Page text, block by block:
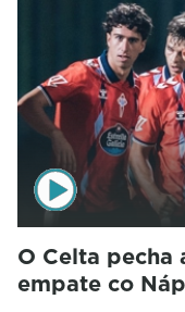
O Celta pecha
empate co